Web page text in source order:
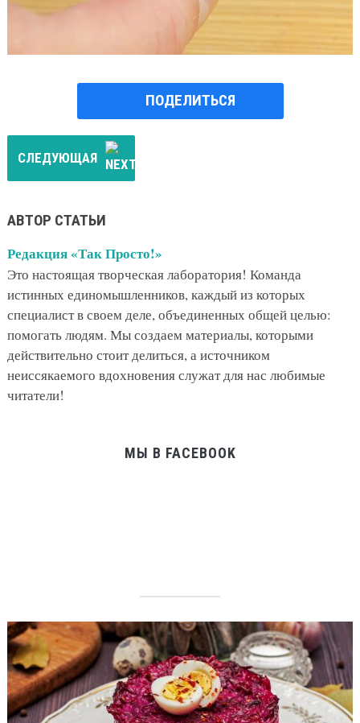
ПОДЕЛИТЬСЯ
СЛЕДУЮЩАЯ
АВТОР СТАТЬИ
Редакция «Так Просто!»
Это настоящая творческая лаборатория! Команда
истинных единомышленников, каждый из которых
специалист в своем деле, объединенных общей целью:
помогать людям. Мы создаем материалы, которыми
действительно стоит делиться, а источником
неиссякаемого вдохновения служат для нас любимые
читатели!
МЫ В FACEBOOK